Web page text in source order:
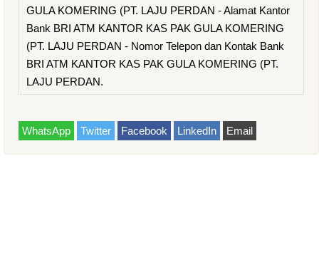
GULA KOMERING (PT. LAJU PERDAN - Alamat Kantor
Bank BRI ATM KANTOR KAS PAK GULA KOMERING
(PT. LAJU PERDAN - Nomor Telepon dan Kontak Bank
BRI ATM KANTOR KAS PAK GULA KOMERING (PT.
LAJU PERDAN.
WhatsApp Twitter Facebook LinkedIn Email